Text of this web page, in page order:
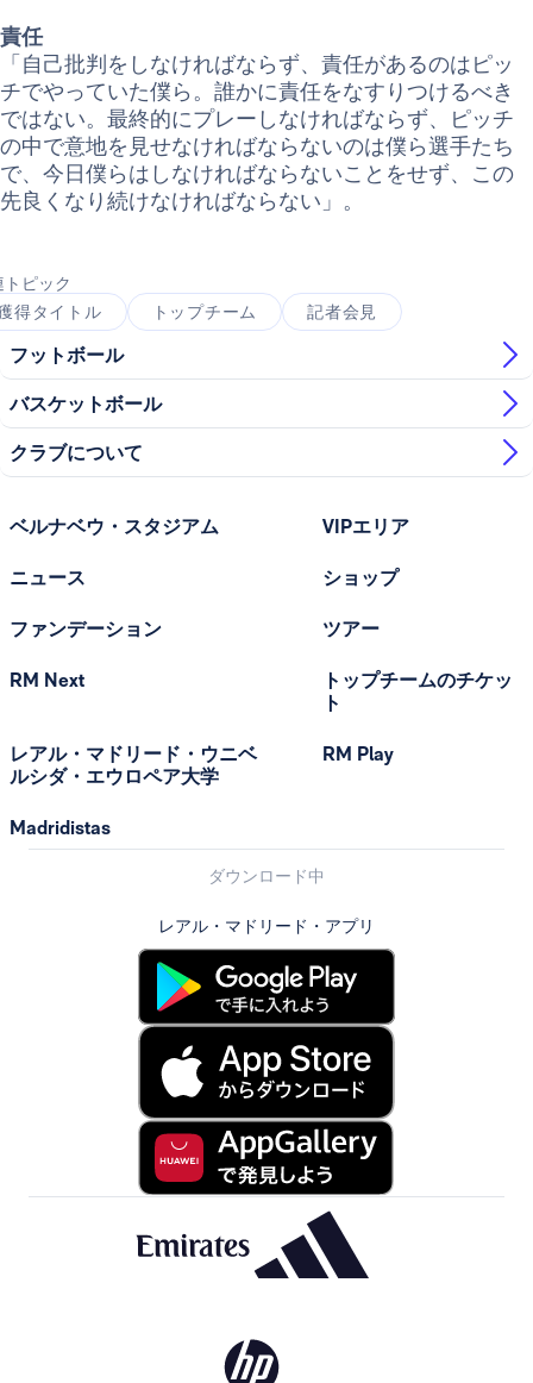
責任
「自己批判をしなければならず、責任があるのはピッ
チでやっていた僕ら。誰かに責任をなすりつけるべき
ではない。最終的にプレーしなければならず、ピッチ
の中で意地を見せなければならないのは僕ら選手たち
で、今日僕らはしなければならないことをせず、この
先良くなり続けなければならない」。
トピック
得タイトル
トップチーム 記者会見
フットボール
バスケットボール
クラブについて
ベルナベウ・スタジアム
ニュース
ファンデーション
RM Next
レアル・マドリード・ウニベ
ルシダ・エウロペア大学
Madridistas
VIPエリア
ショップ
ツアー
トップチームのチケッ
ト
RM Play
ダウンロード中
レアル・マドリード・アプリ